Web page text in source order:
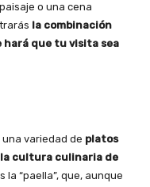
o una cena
la combinación
hará que tu visita sea
variedad de platos
la cultura culinaria de
la “paella”, que, aunque